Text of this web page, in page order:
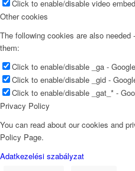
Click to enable/disable video
Other cookies
The following cookies are also
them:
Click to enable/disable _ga -
Click to enable/disable _gid -
Click to enable/disable _gat_* -
Privacy Policy
You can read about our cookies and
Policy Page.
Adatkezelési szabályzat